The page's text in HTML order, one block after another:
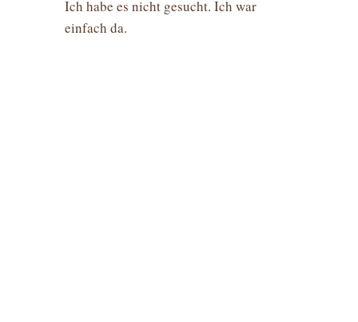
Ich habe es nicht gesucht. Ich war
einfach da.